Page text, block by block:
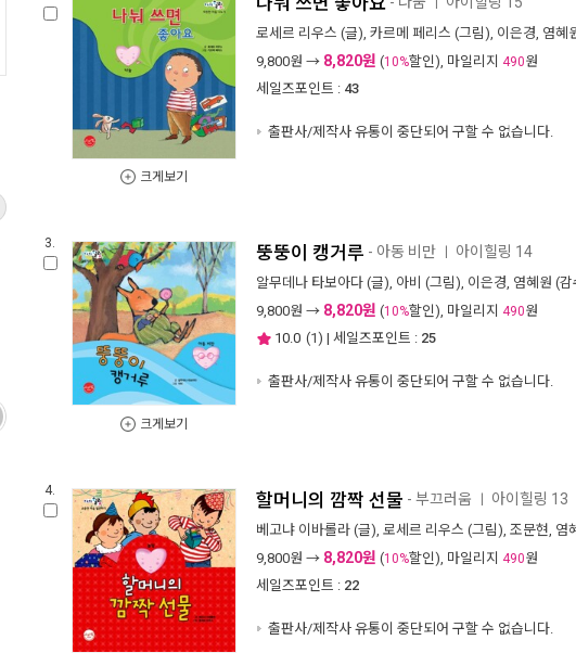
크게보기
로세르 리우스 (글), 카르메 페리스 (그림), 이은경, 염혜
9,800원 → 8,820원 (10%할인), 마일리지 490원
세일즈포인트 : 43
출판사/제작사 유통이 중단되어 구할 수 없습니다.
3.
크게보기
뚱뚱이 캥거루 - 아동 비만 아이힐링 14
알무데나 타보아다 (글), 아비 (그림), 이은경, 염혜원 (감
9,800원 → 8,820원 (10%할인), 마일리지 490원
10.0 (1) | 세일즈포인트 : 25
출판사/제작사 유통이 중단되어 구할 수 없습니다.
4. 할머니의 깜짝 선물 - 부끄러움 아이힐링 13
베고냐 이바롤라 (글), 로세르 리우스 (그림), 조문현, 염
9,800원 → 8,820원 (10%할인), 마일리지 490원
세일즈포인트 : 22
출판사/제작사 유통이 중단되어 구할 수 없습니다.